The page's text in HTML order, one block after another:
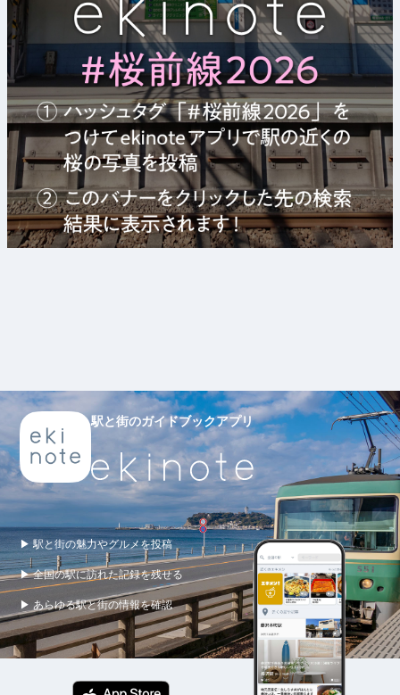
駅と街のガイドブックアプリ
▶ 駅と街の魅力やグルメを投稿
▶ 全国の駅に訪れた記録を残せる
▶ あらゆる駅と街の情報を確認